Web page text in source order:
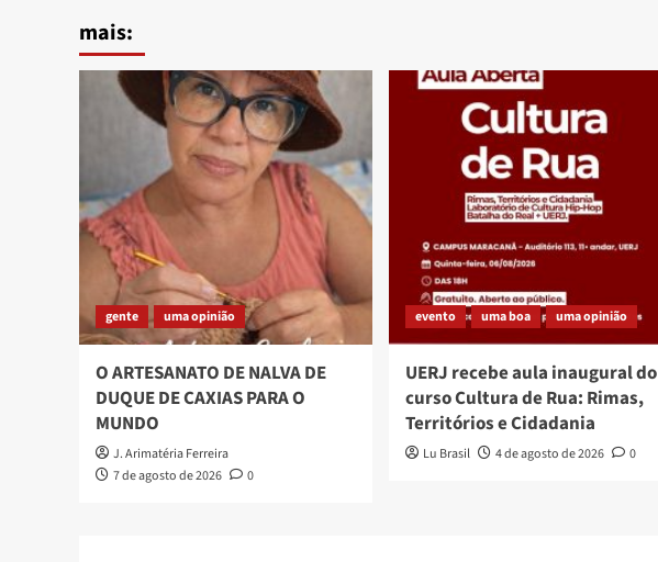
mais:
gente uma opinião
O ARTESANATO DE NALVA DE
DUQUE DE CAXIAS PARA O
MUNDO
J. Arimatéria Ferreira
7 de agosto de 2026
0
evento uma boa uma opinião
UERJ recebe aula inaugural do
curso Cultura de Rua: Rimas,
Territórios e Cidadania
Lu Brasil 4 de agosto de 2026 0